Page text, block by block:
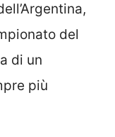
del
di un
più